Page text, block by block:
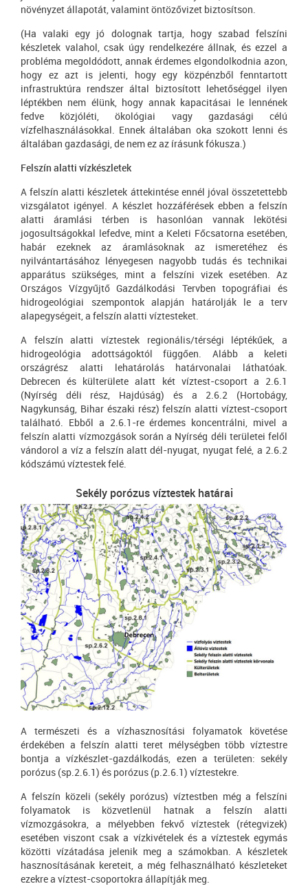
növényzet állapotát, valamint öntözővizet biztosítson.
(Ha valaki egy jó dolognak tartja, hogy szabad felszíni
készletek valahol, csak úgy rendelkezére állnak, és ezzel a
probléma megoldódott, annak érdemes elgondolkodnia azon,
hogy ez azt is jelenti, hogy egy közpénzből fenntartott
infrastruktúra rendszer által biztosított lehetőséggel ilyen
léptékben nem élünk, hogy annak kapacitásai le lennének
fedve közjóléti, ökológiai vagy gazdasági célú
vízfelhasználásokkal. Ennek általában oka szokott lenni és
általában gazdasági, de nem ez az írásunk fókusza.)
Felszín alatti vízkészletek
A felszín alatti készletek áttekintése ennél jóval összetettebb
vizsgálatot igényel. A készlet hozzáférések ebben a felszín
alatti áramlási térben is hasonlóan vannak lekötési
jogosultságokkal lefedve, mint a Keleti Főcsatorna esetében,
habár ezeknek az áramlásoknak az ismeretéhez és
nyilvántartásához lényegesen nagyobb tudás és technikai
apparátus szükséges, mint a felszíni vizek esetében. Az
Országos Vízgyűjtő Gazdálkodási Tervben topográfiai és
hidrogeológiai szempontok alapján határolják le a terv
alapegységeit, a felszín alatti víztesteket.
A felszín alatti víztestek regionális/térségi léptékűek, a
hidrogeológia adottságoktól függően. Alább a keleti
országrész alatti lehatárolás határvonalai láthatóak.
Debrecen és külterülete alatt két víztest-csoport a 2.6.1
(Nyírség déli rész, Hajdúság) és a 2.6.2 (Hortobágy,
Nagykunság, Bihar északi rész) felszín alatti víztest-csoport
található. Ebből a 2.6.1-re érdemes koncentrálni, mivel a
felszín alatti vízmozgások során a Nyírség déli területei felől
vándorol a víz a felszín alatt dél-nyugat, nyugat felé, a 2.6.2
kódszámú víztestek felé.
Sekély porózus víztestek határai
A természeti és a vízhasznosítási folyamatok követése
érdekében a felszín alatti teret mélységben több víztestre
bontja a vízkészlet-gazdálkodás, ezen a területen: sekély
porózus (sp.2.6.1) és porózus (p.2.6.1) víztestekre.
A felszín közeli (sekély porózus) víztestben még a felszíni
folyamatok is közvetlenül hatnak a felszín alatti
vízmozgásokra, a mélyebben fekvő víztestek (rétegvizek)
esetében viszont csak a vízkivételek és a víztestek egymás
közötti vízátadása jelenik meg a számokban. A készletek
hasznosításának kereteit, a még felhasználható készleteket
ezekre a víztest-csoportokra állapítják meg.